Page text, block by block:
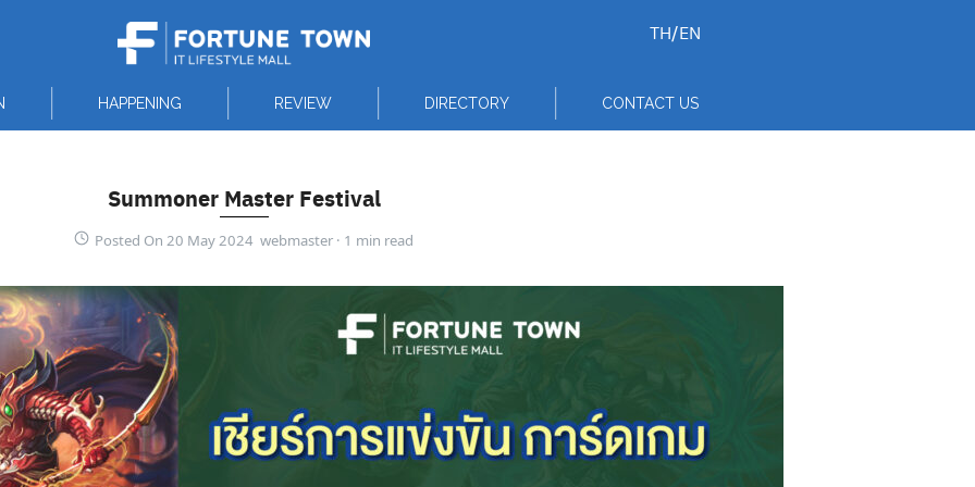
TH/EN
HAPPENING REVIEW DIRECTORY CONTACT US
Summoner Master Festival
Posted On 20 May 2024 webmaster ·